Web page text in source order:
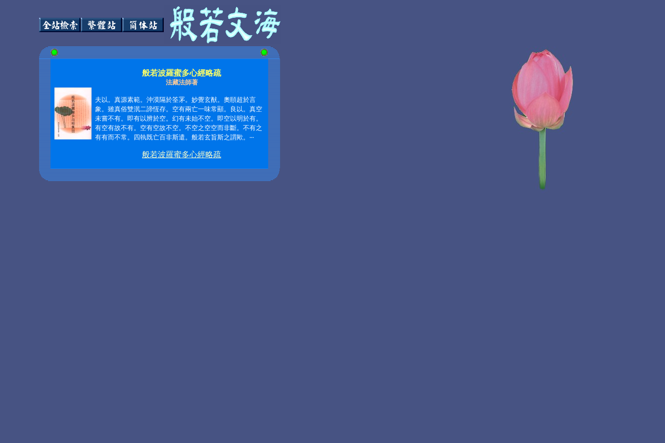
般若波羅蜜多心經略疏
法藏法師著
夫以。真源素範。沖漠隔於筌罞。妙覺玄猷。奧頤超於言
象。雖真俗雙泯二諦恆存。空有兩亡一味常顯。良以。真空
未嘗不有。即有以辨於空。幻有未始不空。即空以明於有。
有空有故不有。空有空故不空。不空之空空而非斷。不有之
有有而不常。四執既亡百非斯遣。般若玄旨斯之謂歟。 ‧‧‧
般若波羅蜜多心經略疏